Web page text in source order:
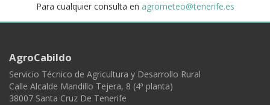
Para cualquier consulta en agrometeo@tenerife.es
AgroCabildo
Servicio Técnico de Agricultura y Desarrollo Rural
Calle Alcalde Mandillo Tejera, 8 (4ª planta)
38007 Santa Cruz De Tenerife